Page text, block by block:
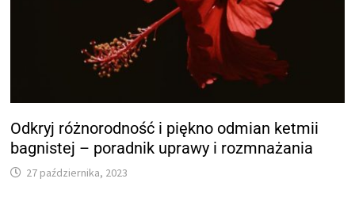
Odkryj różnorodność i piękno odmian ketmii
bagnistej – poradnik uprawy i rozmnażania
27 października, 2023